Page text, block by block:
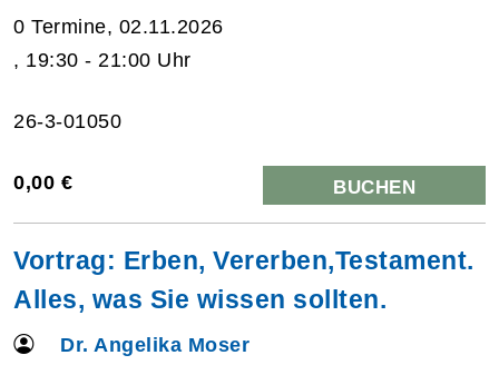
0 Termine, 02.11.2026
, 19:30 - 21:00 Uhr
26-3-01050
0,00 € BUCHEN
Vortrag: Erben, Vererben,Testament.
Alles, was Sie wissen sollten.
Dr. Angelika Moser